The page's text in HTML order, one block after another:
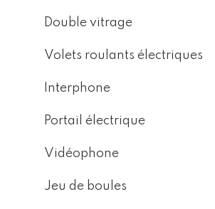
Double vitrage
Volets roulants électriques
Interphone
Portail électrique
Vidéophone
Jeu de boules